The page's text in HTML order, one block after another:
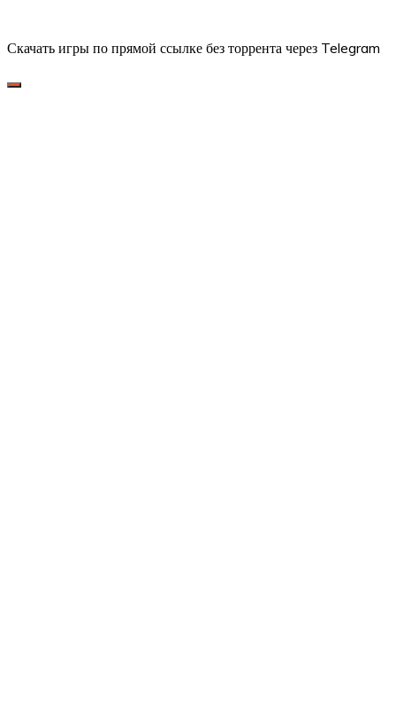
Скачать игры по прямой ссылке без торрента через Telegram